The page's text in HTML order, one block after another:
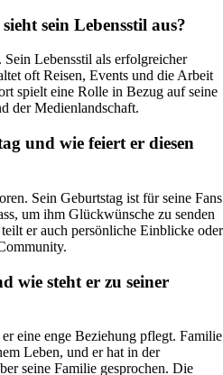
sein Lebensstil aus?
Lebensstil als erfolgreicher
oft Reisen, Events und die Arbeit
spielt eine Rolle in Bezug auf seine
der Medienlandschaft.
und wie feiert er diesen
Sein Geburtstag ist für seine Fans
um ihm Glückwünsche zu senden
er auch persönliche Einblicke oder
wie steht er zu seiner
eine enge Beziehung pflegt. Familie
Leben, und er hat in der
seine Familie gesprochen. Die